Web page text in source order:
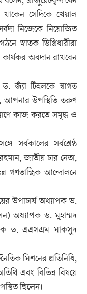
থাকেন সেদিকে খেয়াল
নিজেকে নিয়োজিত
স্নাতক ডিগ্রিধারীরা
অবদান রাখবেন
জ্যাঁ টিহলকে স্বাগত
আপনার উপস্থিতি তরুণ
কাজ করতে সমৃদ্ধ ও
সর্বকালের সর্বশ্রেষ্ঠ
জাতীয় চার নেতা,
গণতান্ত্রিক আন্দোলনে
উপাচার্য অধ্যাপক ড.
অধ্যাপক ড. মুহাম্মদ
ড. এএসএম মাকসুদ
মিশনের প্রতিনিধি,
এবং বিভিন্ন বিষয়ে
ছিলেন।